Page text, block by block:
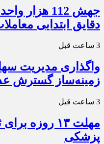
جهش 112
دقایق ابتدایی
3 ساعت قبل
واگذاری مدیریت
زمینه‌ساز گسترش
3 ساعت قبل
مهلت ۱۳ روزه
پزشکی